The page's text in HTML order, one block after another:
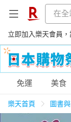
立即加入樂天會員，
購物網分類
免運 美食
樂天首頁 圖書